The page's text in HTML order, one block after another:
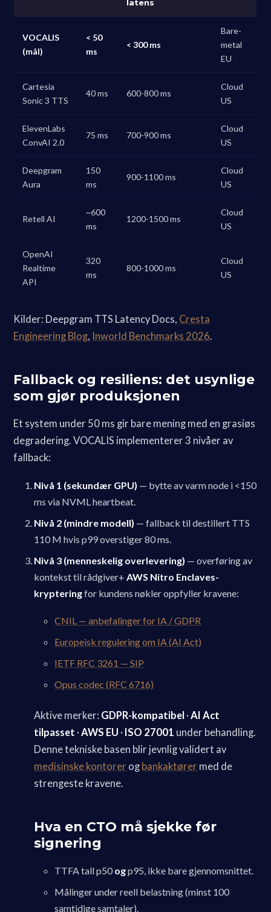
latens
VOCALIS
(mål)
< 50
ms
< 300 ms
Bare-
metal
EU
Cartesia
Sonic 3 TTS
40 ms 600-800 ms
Cloud
US
ElevenLabs
ConvAI 2.0
75 ms 700-900 ms
Cloud
US
Deepgram
Aura
150
ms
900-1100 ms
Cloud
US
Retell AI
~600
ms
1200-1500 ms
Cloud
US
OpenAI
Realtime
API
320
ms
800-1000 ms
Cloud
US
Kilder: Deepgram TTS Latency Docs, Cresta
Engineering Blog, Inworld Benchmarks 2026.
Fallback og resiliens: det usynlige
som gjør produksjonen
Et system under 50 ms gir bare mening med en grasiøs
degradering. VOCALIS implementerer 3 nivåer av
fallback:
Nivå 1 (sekundær GPU) — bytte av varm node i <150
ms via NVML heartbeat.
Nivå 2 (mindre modell) — fallback til destillert TTS
110 M hvis p99 overstiger 80 ms.
Nivå 3 (menneskelig overlevering) — overføring av
kontekst til rådgiver+AWS Nitro Enclaves-
krypteringfor kundens nøkler oppfyller kravene:
CNIL — anbefalinger for IA / GDPR
Europeisk regulering om IA (AI Act)
IETF RFC 3261 — SIP
Opus codec (RFC 6716)
Aktive merker: GDPR-kompatibel ·AI Act
tilpasset ·AWS EU · ISO 27001 under behandling.
Denne tekniske basen blir jevnlig validert av
medisinske kontorer og bankaktører med de
strengeste kravene.
Hva en CTO må sjekke før
signering
TTFA tall p50ogp95, ikke bare gjennomsnittet.
Målinger under reell belastning (minst 100
samtidige samtaler).